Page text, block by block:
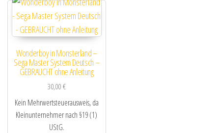
Wonderboy in Monsterland –
Sega Master System Deutsch –
GEBRAUCHT ohne Anleitung
30,00€
Kein Mehrwertsteuerausweis, da
Kleinunternehmer nach §19 (1)
UStG.